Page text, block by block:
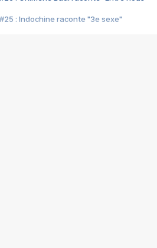
#25 : Indochine raconte "3e sexe"